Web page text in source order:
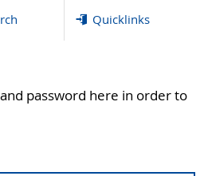
Quicklinks
password here in order to